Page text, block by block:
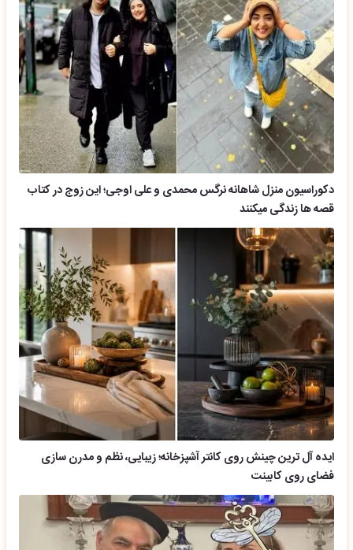
دکوراسیون منزل شاهانه نرگس محمدی و علی اوجی؛ این زوج در کتاب
قصه ها زندگی میکنند
ایده آل ترین چینش روی کانتر آشپزخانه؛ زیبایی، نظم و مدرن سازی
فضای روی کابینت